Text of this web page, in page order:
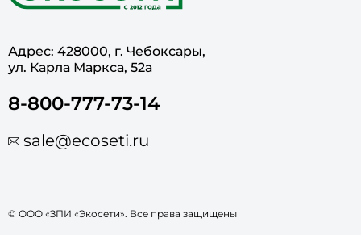
Адрес: 428000, г. Чебоксары,
ул. Карла Маркса, 52а
8-800-777-73-14
sale@ecoseti.ru
© ООО «ЗПИ «Экосети». Все права защищены